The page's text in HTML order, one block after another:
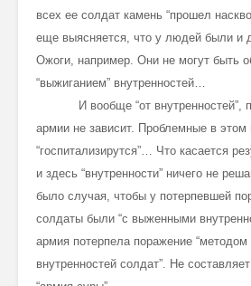
всех ее солдат камень “прошел
еще выясняется, что у людей были и
Ожоги, например. Они не могут быть
“выжиганием” внутренностей…
И вообще “от внутренностей”,
армии не зависит. Проблемные в этом
“госпитализирутся”… Что касается
и здесь “внутренности” ничего не
было случая, чтобы у потерпевшей
солдаты были “с выженными
армия потерпела поражение “методом
внутренностей солдат”. Не